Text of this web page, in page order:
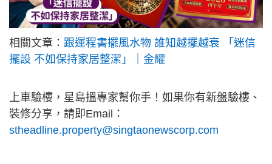
相關文章： 跟運程書擺風水物 誰知越擺越衰 「迷信
擺設 不如保持家居整潔」｜金耀
上車驗樓，星島搵專家幫你手！如果你有新盤驗樓、
裝修分享，請即Email：
stheadline.property@singtaonewscorp.com